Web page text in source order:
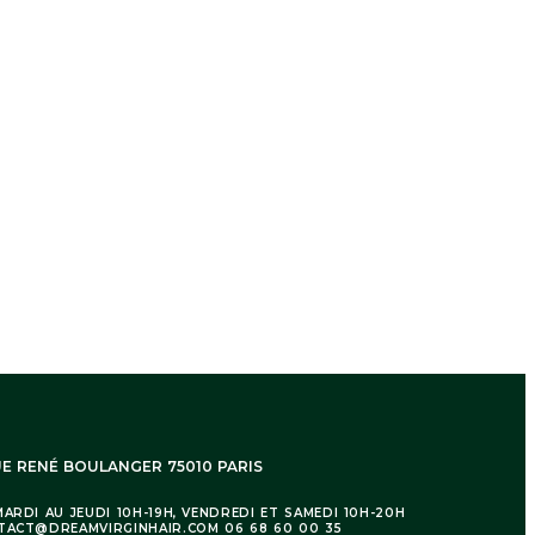
est nécessaire avant expédition.
RENÉ BOULANGER 75010 PARIS
AU JEUDI 10H-19H, VENDREDI ET SAMEDI 10H-20H
06 68 60 00 35